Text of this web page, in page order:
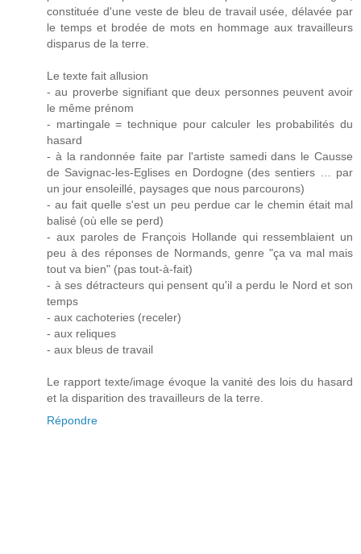
constituée d'une veste de bleu de travail usée, délavée par
le temps et brodée de mots en hommage aux travailleurs
disparus de la terre.
Le texte fait allusion
- au proverbe signifiant que deux personnes peuvent avoir
le même prénom
- martingale = technique pour calculer les probabilités du
hasard
- à la randonnée faite par l'artiste samedi dans le Causse
de Savignac-les-Eglises en Dordogne (des sentiers … par
un jour ensoleillé, paysages que nous parcourons)
- au fait quelle s'est un peu perdue car le chemin était mal
balisé (où elle se perd)
- aux paroles de François Hollande qui ressemblaient un
peu à des réponses de Normands, genre "ça va mal mais
tout va bien" (pas tout-à-fait)
- à ses détracteurs qui pensent qu'il a perdu le Nord et son
temps
- aux cachoteries (receler)
- aux reliques
- aux bleus de travail
Le rapport texte/image évoque la vanité des lois du hasard
et la disparition des travailleurs de la terre.
Répondre